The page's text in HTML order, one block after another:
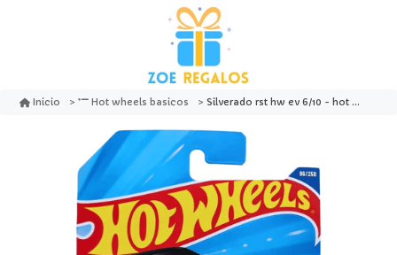
Inicio Hot wheels basicos Silverado rst hw ev 6/10 - hot wheels basico